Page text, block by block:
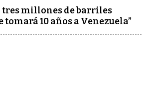
tres millones de barriles
10 años a Venezuela”